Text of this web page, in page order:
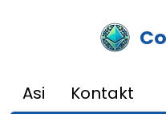
Asi
Kontakt